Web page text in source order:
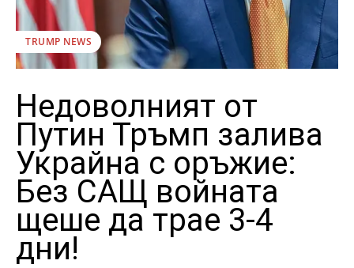
TRUMP NEWS
Недоволният от
Путин Тръмп залива
Украйна с оръжие:
Без САЩ войната
щеше да трае 3-4
дни!